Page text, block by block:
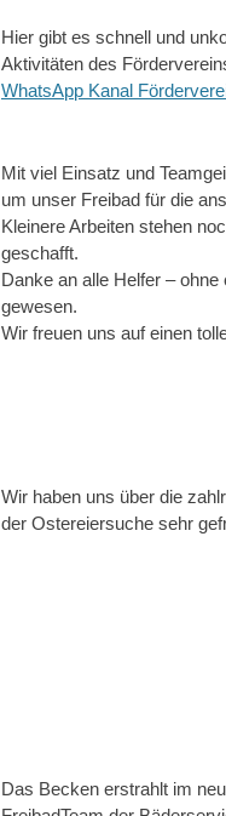
Hier gibt es schnell und
Aktivitäten des
WhatsApp Kanal
Mit viel Einsatz und
um unser Freibad für die
Kleinere Arbeiten stehen
geschafft.
Danke an alle Helfer –
gewesen.
Wir freuen uns auf einen
Wir haben uns über die
der Ostereiersuche sehr
Das Becken erstrahlt im